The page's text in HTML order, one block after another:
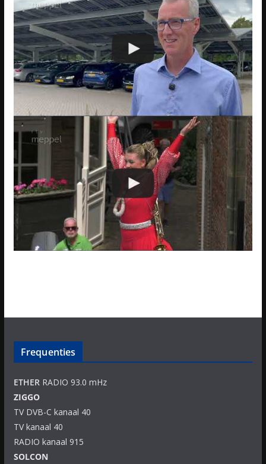
Frequenties
ETHERRADIO 93.0 mHz
ZIGGO
TV DVB-C kanaal 40
TV kanaal 40
RADIO kanaal 915
SOLCON